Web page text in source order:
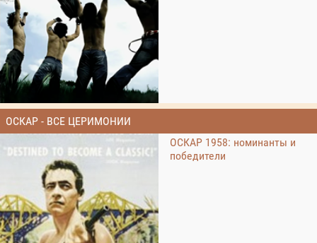
ОСКАР - ВСЕ ЦЕРИМОНИИ
ОСКАР 1958: номинанты и
победители